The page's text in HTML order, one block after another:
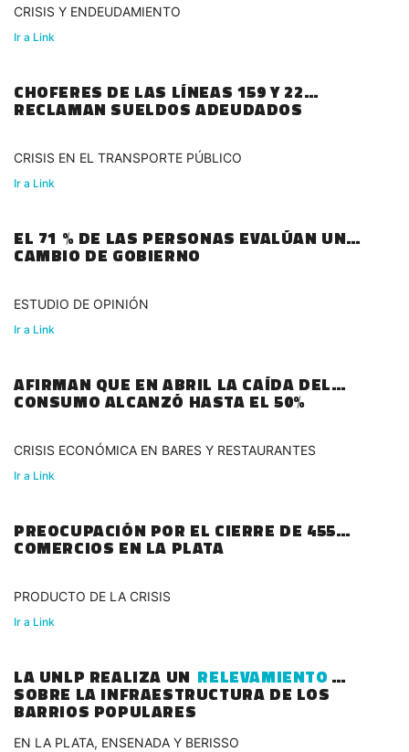
CRISIS Y ENDEUDAMIENTO
Ir a Link
CHOFERES DE LAS LÍNEAS 159 Y 22
RECLAMAN SUELDOS ADEUDADOS
CRISIS EN EL TRANSPORTE PÚBLICO
Ir a Link
EL 71 % DE LAS PERSONAS EVALÚAN UN
CAMBIO DE GOBIERNO
ESTUDIO DE OPINIÓN
Ir a Link
AFIRMAN QUE EN ABRIL LA CAÍDA DEL
CONSUMO ALCANZÓ HASTA EL 50%
CRISIS ECONÓMICA EN BARES Y RESTAURANTES
Ir a Link
PREOCUPACIÓN POR EL CIERRE DE 455
COMERCIOS EN LA PLATA
PRODUCTO DE LA CRISIS
Ir a Link
LA UNLP REALIZA UN RELEVAMIENTO
SOBRE LA INFRAESTRUCTURA DE LOS
BARRIOS POPULARES
EN LA PLATA, ENSENADA Y BERISSO